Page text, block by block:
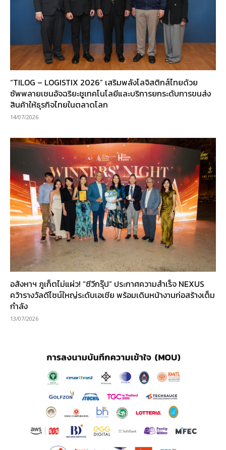
“TILOG – LOGISTIX 2026” เสริมพลังโลจิสติกส์ไทยด้วย
ซัพพลายเชนอัจฉริยะชูเทคโนโลยีและบริการยกระดับการขนส่ง
สินค้าให้ธุรกิจไทยในตลาดโลก
14/07/2026
อสังหาฯ ภูเก็ตไม่แผ่ว! “ซีวีกรุ๊ป” ประกาศความสำเร็จ NEXUS
คว้ารางวัลดีไซน์ใหญ่ระดับเอเชีย พร้อมเดินหน้างานก่อสร้างเต็ม
กำลัง
13/07/2026